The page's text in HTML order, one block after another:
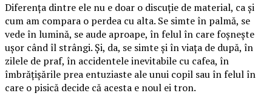
Diferența dintre ele nu e doar o discuție de material, ca și
cum am compara o perdea cu alta. Se simte în palmă, se
vede în lumină, se aude aproape, în felul în care foșnește
ușor când îl strângi. Și, da, se simte și în viața de după, în
zilele de praf, în accidentele inevitabile cu cafea, în
îmbrățișările prea entuziaste ale unui copil sau în felul în
care o pisică decide că acesta e noul ei tron.